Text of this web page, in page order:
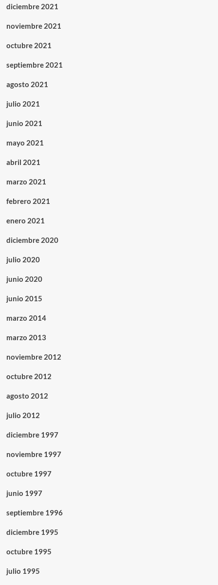
diciembre 2021
noviembre 2021
octubre 2021
septiembre 2021
agosto 2021
julio 2021
junio 2021
mayo 2021
abril 2021
marzo 2021
febrero 2021
enero 2021
diciembre 2020
julio 2020
junio 2020
junio 2015
marzo 2014
marzo 2013
noviembre 2012
octubre 2012
agosto 2012
julio 2012
diciembre 1997
noviembre 1997
octubre 1997
junio 1997
septiembre 1996
diciembre 1995
octubre 1995
julio 1995